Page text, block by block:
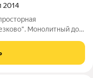
2014
Монолитный дом
лоджия из